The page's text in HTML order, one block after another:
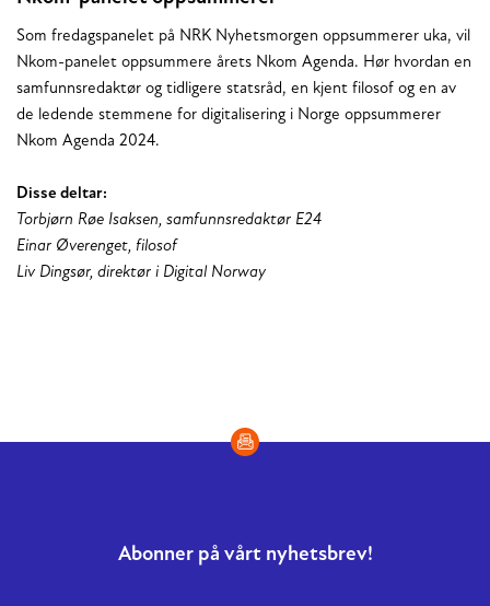
Som fredagspanelet på NRK Nyhetsmorgen oppsummerer uka, vil
Nkom-panelet oppsummere årets Nkom Agenda. Hør hvordan en
samfunnsredaktør og tidligere statsråd, en kjent filosof og en av
de ledende stemmene for digitalisering i Norge oppsummerer
Nkom Agenda 2024.
Disse deltar:
Torbjørn Røe Isaksen, samfunnsredaktør E24
Einar Øverenget, filosof
Liv Dingsør, direktør i Digital Norway
Abonner på vårt nyhetsbrev!